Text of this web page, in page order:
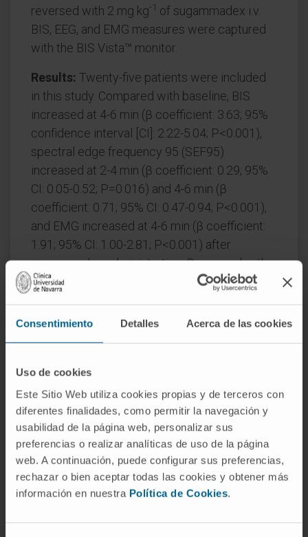
Consentimiento Detalles Acerca de las cookies
Uso de cookies
Este Sitio Web utiliza cookies propias y de terceros con
diferentes finalidades, como permitir la navegación y
usabilidad de la página web, personalizar sus
preferencias o realizar analíticas de uso de la página
web. A continuación, puede configurar sus preferencias,
rechazar o bien aceptar todas las cookies y obtener más
información en nuestra Política de Cookies.
reversed with 2 mg kg-1 of sugammadex i.v.
BIS, EEG, and EMG measures were captured
with the BIS Vista™ monitor.
Results: Twenty-five patients were included
in this study. Compared with baseline, BIS
increased at 4-6 min (β coefficient: 3.63; 95%
confidence interval [CI]: 2.22-5.04; P<0.001),
spectral edge frequency 95 (SEF95)
increased at 2-4 min (β coefficient: 0.29; 95%
CI: 0.05-0.52; P=0.016) and 4-6 min (β
coefficient: 0.71; 95% CI: 0.47-0.94; P<0.001),
and EMG increased at 4-6 min (β coefficient:
1.91; 95% CI: 1.00-2.81; P<0.001) after
sugammadex administration. Compared with
baseline, increased beta power was observed
P=0.046) and 4-6 min (β coefficient: 208; 95%
-526.72; 95% CI: -778 to -276; P<0.001) after
sugammadex administration. Neither SEF95
nor frequency band data analysis adjusted for
EMG showed substantial differences. None of
the patients showed clinical signs of
awakening.
Conclusions:After neuromuscular block